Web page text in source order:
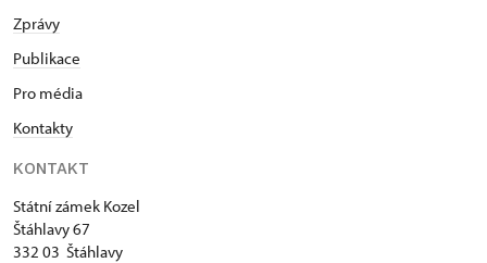
Zprávy
Publikace
Pro média
Kontakty
KONTAKT
Státní zámek Kozel
Štáhlavy 67
332 03 Štáhlavy